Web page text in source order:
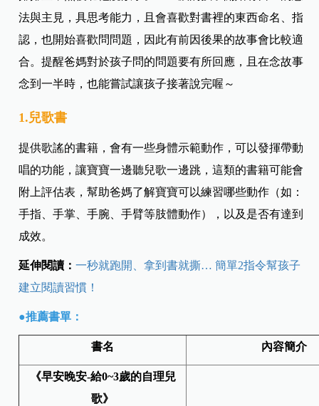
法與主見，具思考能力，且會喜歡對書裡的東西命名、指
認，也開始喜歡問問題，因此有前因後果的故事會比較適
合。提醒爸媽對於孩子問的問題要有所回應，且在念故事
念到一半時，也能嘗試讓孩子接著說完喔～
1.兒歌書
提供歌謠的書籍，會有一些身體示範動作，可以發揮帶動
唱的功能，讓寶寶一邊聽兒歌一邊跳，這類的書籍可能會
附上評估表，幫助爸媽了解寶寶可以練習哪些動作（如：
手指、手掌、手腕、手臂等肢體動作），以及是否有達到
成效。
延伸閱讀：一秒就跑開、拿到書就撕… 簡單2指令幫孩子
建立閱讀習慣！
●推薦書單：
書名 內容簡介
《早安晚安-給0~3歲的自理兒
歌》